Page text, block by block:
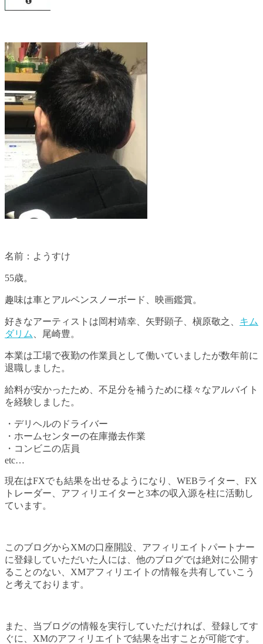
名前：ようすけ
55歳。
趣味は車とアルペンスノーボード、映画鑑賞。
好きなアーティストは岡村靖幸、矢野顕子、槇原敬之、 キム
ダリム
、尾崎豊。
本業は工場で夜勤の作業員として働いていましたが数年前に
退職しました。
給料が安かったため、不足分を補うために様々なアルバイト
を経験しました。
・デリヘルのドライバー
・ホームセンターの在庫撤去作業
・コンビニの店員
etc…
現在はFXでも結果を出せるようになり、WEBライター、FX
トレーダー、アフィリエイターと3本の収入源を柱に活動し
ています。
このブログからXMの口座開設、アフィリエイトパートナー
に登録していただいた人には、他のブログでは絶対に公開す
ることのない、XMアフィリエイトの情報を共有していこう
と考えております。
また、当ブログの情報を実行していただければ、登録してす
ぐに、XMのアフィリエイトで結果を出すことが可能です。